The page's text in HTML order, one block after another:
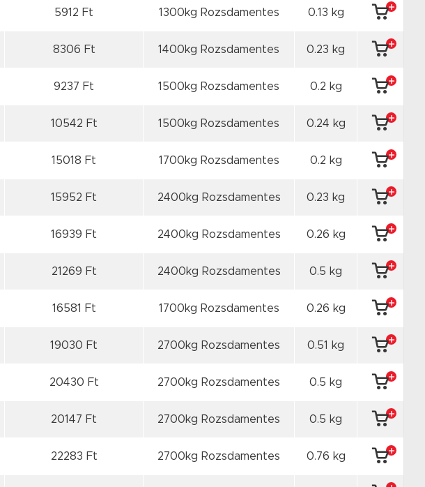
5912 Ft 1300kg Rozsdamentes 0.13 kg
8306 Ft 1400kg Rozsdamentes 0.23 kg
9237 Ft 1500kg Rozsdamentes 0.2 kg
10542 Ft 1500kg Rozsdamentes 0.24 kg
15018 Ft 1700kg Rozsdamentes 0.2 kg
15952 Ft 2400kg Rozsdamentes 0.23 kg
16939 Ft 2400kg Rozsdamentes 0.26 kg
21269 Ft 2400kg Rozsdamentes 0.5 kg
16581 Ft 1700kg Rozsdamentes 0.26 kg
19030 Ft 2700kg Rozsdamentes 0.51 kg
20430 Ft 2700kg Rozsdamentes 0.5 kg
20147 Ft 2700kg Rozsdamentes 0.5 kg
22283 Ft 2700kg Rozsdamentes 0.76 kg